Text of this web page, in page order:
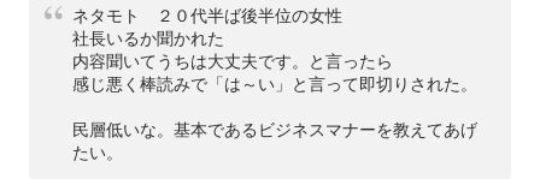
ネタモト ２０代半ば後半位の女性
社長いるか聞かれた
内容聞いてうちは大丈夫です。と言ったら
感じ悪く棒読みで「は～い」と言って即切りされた。
民層低いな。基本であるビジネスマナーを教えてあげ
たい。